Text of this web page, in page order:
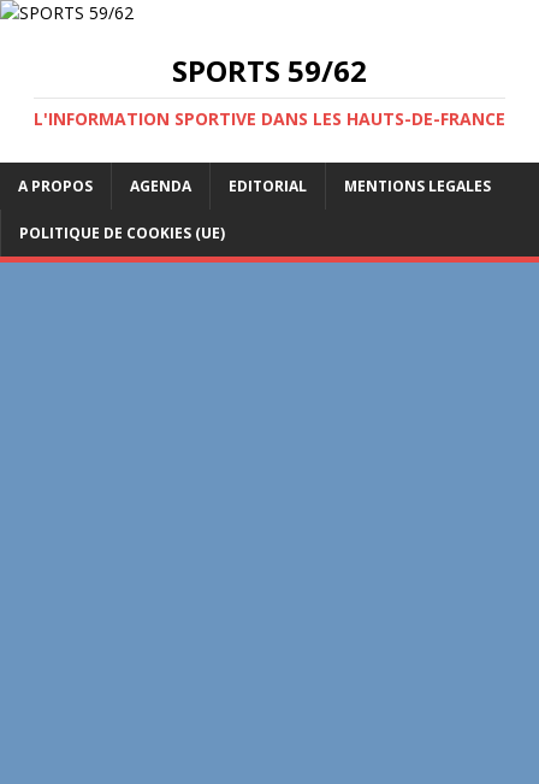
SPORTS 59/62
L'INFORMATION SPORTIVE DANS LES HAUTS-DE-FRANCE
A PROPOS AGENDA EDITORIAL MENTIONS LEGALES
POLITIQUE DE COOKIES (UE)